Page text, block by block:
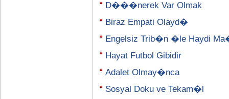
D���nerek Var Olmak
Biraz Empati Olayd�
Engelsiz Trib�n �le Haydi
Hayat Futbol Gibidir
Adalet Olmay�nca
Sosyal Doku ve Tekam�l